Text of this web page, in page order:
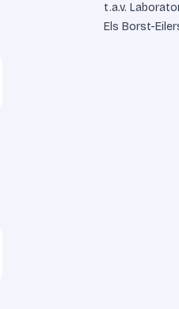
t.a.v.
Els Borst-